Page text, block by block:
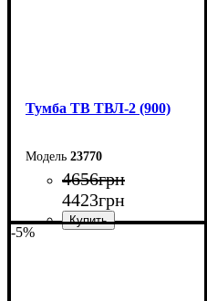
Тумба ТВ ТВЛ-2 (900)
23770
4656грн
4423грн
-5%